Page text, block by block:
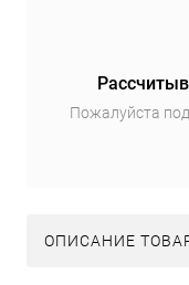
Пожалуйста
ОПИСАНИЕ